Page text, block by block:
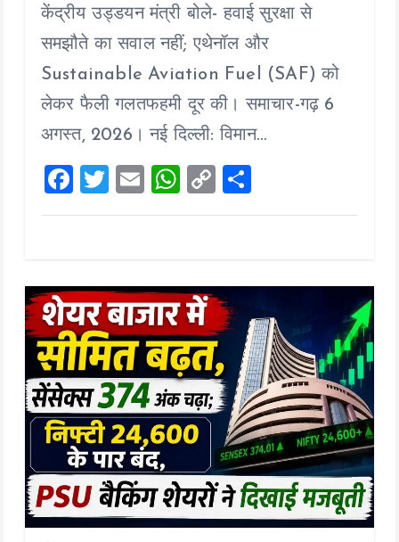
ce
b
o
o
k
tt
er
ai
l
at
s
A
p
p
p
y
Li
n
k
a
re
केंद्रीय उड्डयन मंत्री बोले- हवाई सुरक्षा से
समझौते का सवाल नहीं; एथेनॉल और
Sustainable Aviation Fuel (SAF) को
लेकर फैली गलतफहमी दूर की। समाचार-गढ़ 6
अगस्त, 2026। नई दिल्ली: विमान…
F
a
o
o
k
T
wi
E
m
W
h
A
p
p
C
o
Li
n
k
h